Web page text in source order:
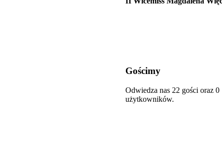
Gościmy
Odwiedza nas 22 gości oraz 0
użytkowników.